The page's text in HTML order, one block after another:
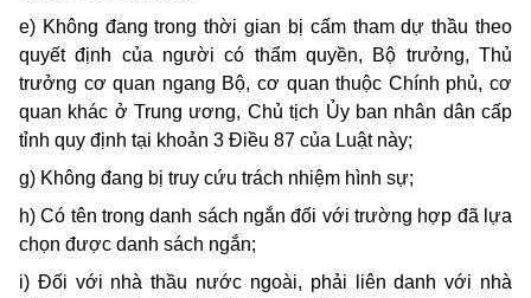
e) Không đang trong thời gian bị cấm tham dự thầu theo
quyết định của người có thẩm quyền, Bộ trưởng, Thủ
trưởng cơ quan ngang Bộ, cơ quan thuộc Chính phủ, cơ
quan khác ở Trung ương, Chủ tịch Ủy ban nhân dân cấp
tỉnh quy định tại khoản 3 Điều 87 của Luật này;
g) Không đang bị truy cứu trách nhiệm hình sự;
h) Có tên trong danh sách ngắn đối với trường hợp đã lựa
chọn được danh sách ngắn;
i) Đối với nhà thầu nước ngoài, phải liên danh với nhà